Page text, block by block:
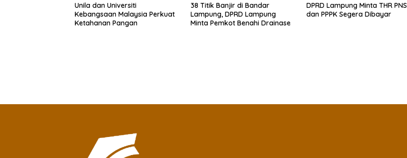
Unila dan Universiti
Kebangsaan Malaysia Perkuat
Ketahanan Pangan
38 Titik Banjir di Bandar
Lampung, DPRD Lampung
Minta Pemkot Benahi Drainase
DPRD Lampung Minta THR PNS
dan PPPK Segera Dibayar